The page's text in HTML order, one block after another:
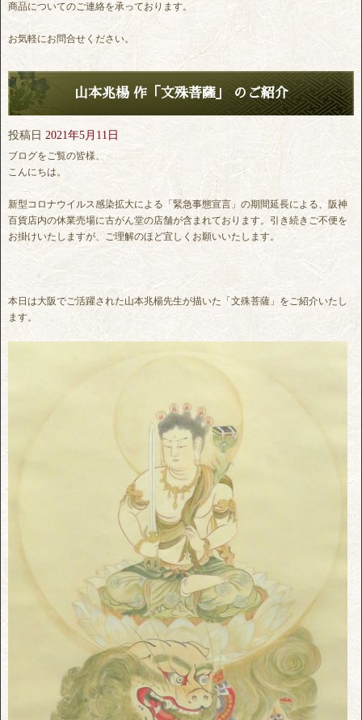
商品についてのご連絡を承っております。
お気軽にお問合せください。
山本兆楊 作「文殊菩薩」 のご紹介
投稿日 2021年5月11日
ブログをご覧の皆様、
こんにちは。
新型コロナウイルス感染拡大による「緊急事態宣言」の期間延長による、阪神
百貨店内の休業売場に古がん堂の店舗が含まれております。引き続きご不便を
お掛けいたしますが、ご理解のほど宜しくお願いいたします。
本日は大阪でご活躍された山本兆楊先生が描いた「文殊菩薩」をご紹介いたし
ます。